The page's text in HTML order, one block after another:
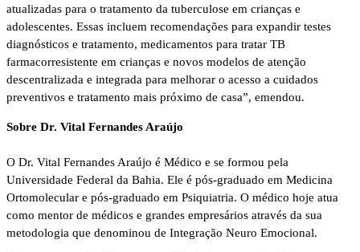
atualizadas para o tratamento da tuberculose em crianças e
adolescentes. Essas incluem recomendações para expandir testes
diagnósticos e tratamento, medicamentos para tratar TB
farmacorresistente em crianças e novos modelos de atenção
descentralizada e integrada para melhorar o acesso a cuidados
preventivos e tratamento mais próximo de casa”, emendou.
Sobre Dr. Vital Fernandes Araújo
O Dr. Vital Fernandes Araújo é Médico e se formou pela
Universidade Federal da Bahia. Ele é pós-graduado em Medicina
Ortomolecular e pós-graduado em Psiquiatria. O médico hoje atua
como mentor de médicos e grandes empresários através da sua
metodologia que denominou de Integração Neuro Emocional.